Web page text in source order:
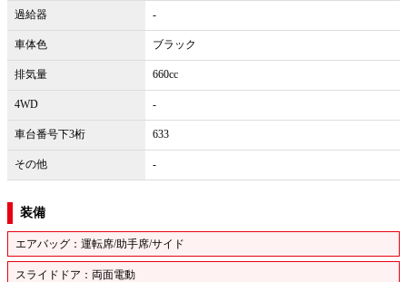
過給器 -
車体色 ブラック
排気量 660cc
4WD -
車台番号下3桁 633
その他 -
装備
エアバッグ：運転席/助手席/サイド
スライドドア：両面電動